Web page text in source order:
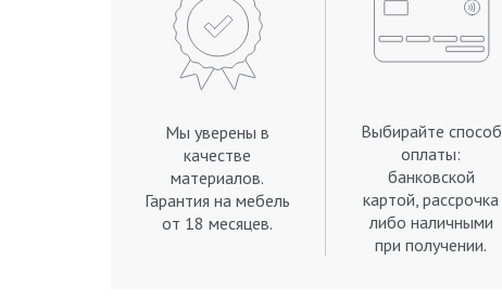
Мы уверены в
качестве
материалов.
Гарантия на мебель
от 18 месяцев.
Выбирайте способ
оплаты:
банковской
картой, рассрочка
либо наличными
при получении.